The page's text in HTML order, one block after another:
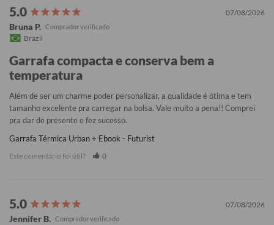
07/08/2026
Bruna P.
Brazil
Garrafa compacta e conserva bem a
temperatura
Além de ser um charme poder personalizar, a qualidade é ótima e tem
tamanho excelente pra carregar na bolsa. Vale muito a pena!! Comprei
pra dar de presente e fez sucesso.
Garrafa Térmica Urban + Ebook - Futurist
Este comentário foi útil? 0
07/08/2026
Jennifer B.